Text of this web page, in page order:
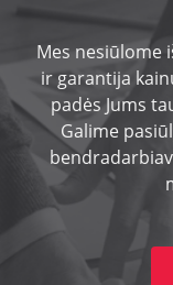
Mes nesiūlome
ir garantija
padės Jums
Galime